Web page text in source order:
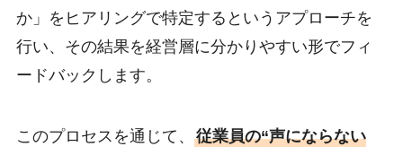
か」をヒアリングで特定するというアプローチを
行い、その結果を経営層に分かりやすい形でフィ
ードバックします。
このプロセスを通じて、 従業員の“声にならない